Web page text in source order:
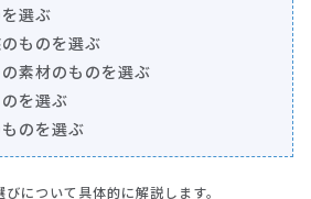
選ぶ
ものを選ぶ
素材のものを選ぶ
を選ぶ
のを選ぶ
について具体的に解説します。